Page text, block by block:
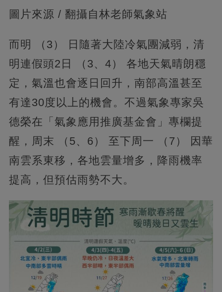
圖片來源 / 翻攝自林老師氣象站
而明 （3） 日隨著大陸冷氣團減弱，清
明連假頭2日 （3、4） 各地天氣晴朗穩
定，氣溫也會逐日回升，南部高溫甚至
有達30度以上的機會。不過氣象專家吳
德榮在「氣象應用推廣基金會」專欄提
醒，周末 （5、6） 至下周一 （7） 因華
南雲系東移，各地雲量增多，降雨機率
提高，但預估雨勢不大。